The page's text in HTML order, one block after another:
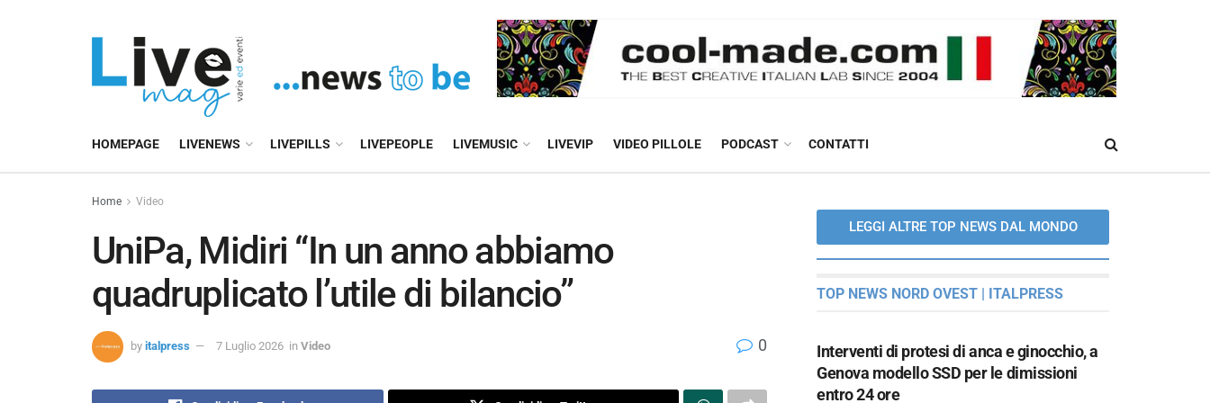
HOMEPAGE LIVENEWS LIVEPILLS LIVEPEOPLE LIVEMUSIC LIVEVIP VIDEO PILLOLE PODCAST CONTATTI
Home Video
UniPa, Midiri “In un anno abbiamo
quadruplicato l’utile di bilancio”
by italpress 7 Luglio 2026 in Video 0
LEGGI ALTRE TOP NEWS DAL MONDO
TOP NEWS NORD OVEST | ITALPRESS
Interventi di protesi di anca e ginocchio, a
Genova modello SSD per le dimissioni
entro 24 ore